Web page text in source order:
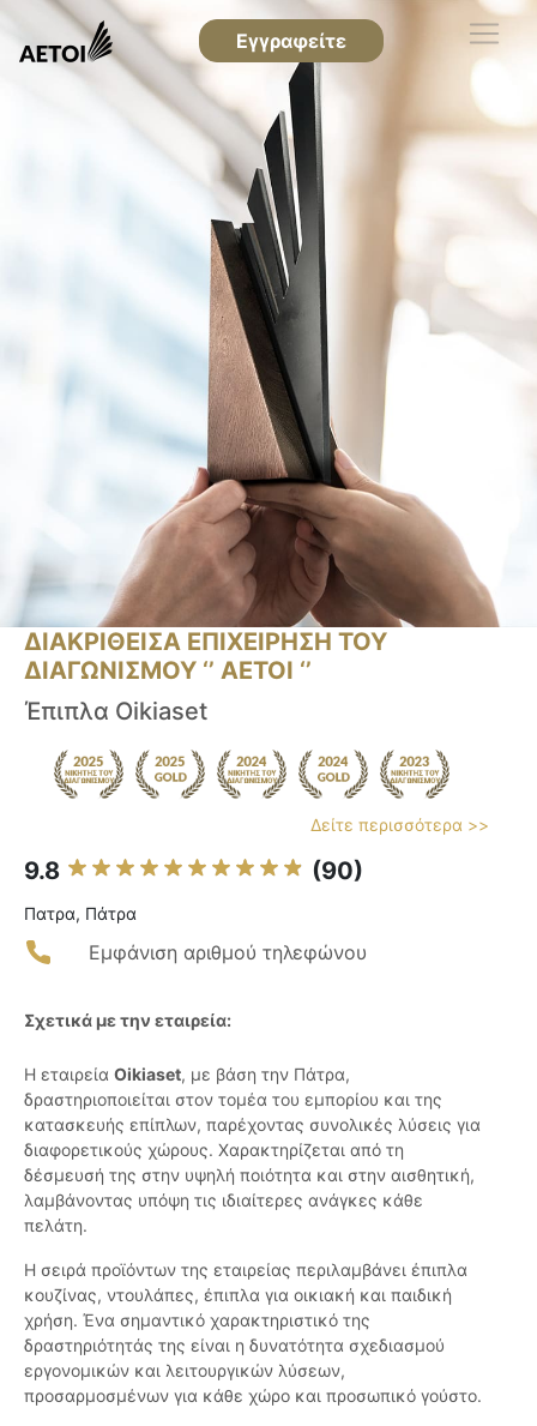
Εγγραφείτε
ΔΙΑΚΡΙΘΕΙΣΑ ΕΠΙΧΕΙΡΗΣΗ ΤΟΥ
ΔΙΑΓΩΝΙΣΜΟΥ ‘’ ΑΕΤΟΙ ‘’
Έπιπλα Oikiaset
Δείτε περισσότερα >>
9.8 (90)
Πατρα, Πάτρα
Εμφάνιση αριθμού τηλεφώνου
Σχετικά με την εταιρεία:
Η εταιρεία Oikiaset, με βάση την Πάτρα,
δραστηριοποιείται στον τομέα του εμπορίου και της
κατασκευής επίπλων, παρέχοντας συνολικές λύσεις για
διαφορετικούς χώρους. Χαρακτηρίζεται από τη
δέσμευσή της στην υψηλή ποιότητα και στην αισθητική,
λαμβάνοντας υπόψη τις ιδιαίτερες ανάγκες κάθε
πελάτη.
Η σειρά προϊόντων της εταιρείας περιλαμβάνει έπιπλα
κουζίνας, ντουλάπες, έπιπλα για οικιακή και παιδική
χρήση. Ένα σημαντικό χαρακτηριστικό της
δραστηριότητάς της είναι η δυνατότητα σχεδιασμού
εργονομικών και λειτουργικών λύσεων,
προσαρμοσμένων για κάθε χώρο και προσωπικό γούστο.